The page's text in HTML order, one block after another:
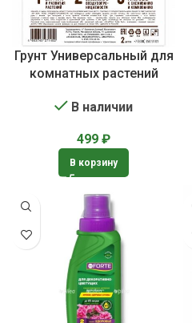
Грунт Универсальный для
комнатных растений
В наличии
499 ₽
В корзину